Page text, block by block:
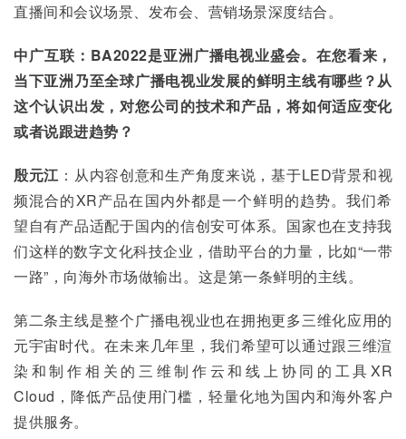
直播间和会议场景、发布会、营销场景深度结合。
中广互联：BA2022是亚洲广播电视业盛会。在您看来，
当下亚洲乃至全球广播电视业发展的鲜明主线有哪些？从
这个认识出发，对您公司的技术和产品，将如何适应变化
或者说跟进趋势？
殷元江 ：从内容创意和生产角度来说，基于LED背景和视
频混合的XR产品在国内外都是一个鲜明的趋势。我们希
望自有产品适配于国内的信创安可体系。国家也在支持我
们这样的数字文化科技企业，借助平台的力量，比如“一带
一路”，向海外市场做输出。这是第一条鲜明的主线。
第二条主线是整个广播电视业也在拥抱更多三维化应用的
元宇宙时代。在未来几年里，我们希望可以通过跟三维渲
染和制作相关的三维制作云和线上协同的工具XR
Cloud，降低产品使用门槛，轻量化地为国内和海外客户
提供服务。